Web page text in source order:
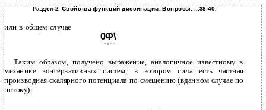
Раздел 2. Свойства функций диссипации. Вопросы: ...38-40.
или в общем случае
0Ф\
— ' • I ^ ^
Таким образом, получено выражение, аналогичное известному в
механике консервативных систем, в котором сила есть частная
производная скалярного потенциала по смещению (вданном случае по
потоку).